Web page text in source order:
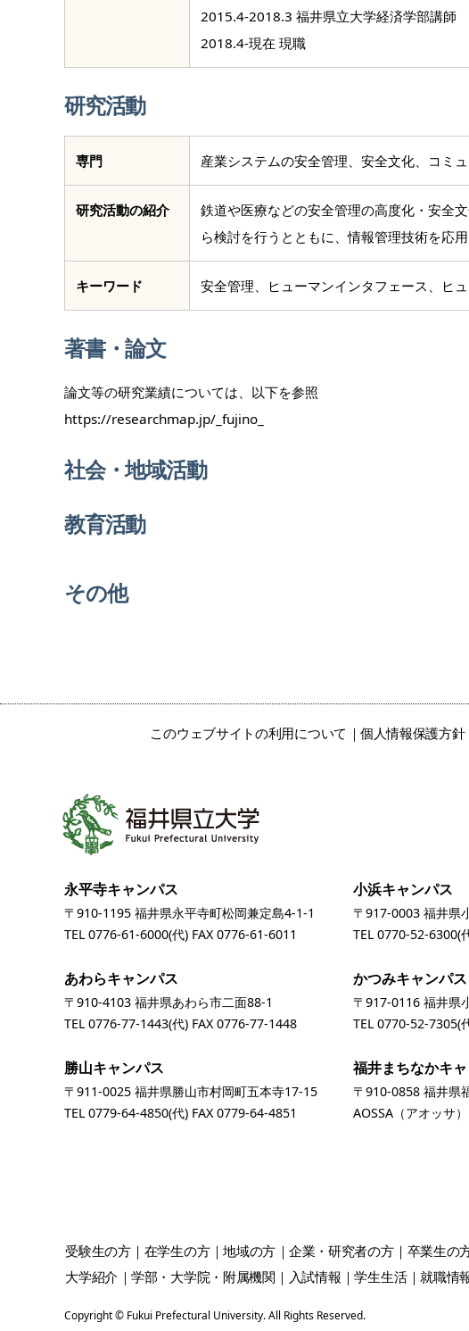
2015.4-2018.3 福井県立大学経済学部講師
2018.4-現在 現職
研究活動
専門 産業システムの安全管理、安全文化、コミュ
研究活動の紹介
鉄道や医療などの安全管理の高度化・安全
ら検討を行うとともに、情報管理技術を応
キーワード 安全管理、ヒューマンインタフェース、ヒ
著書・論文
論文等の研究業績については、以下を参照
https://researchmap.jp/_fujino_
社会・地域活動
教育活動
担当科目
オフィスアワー
相談・講演・共
同研究等に応じ
その他
このウェブサイトの利用について 個人情報保護方針
永平寺キャンパス
〒910-1195 福井県永平寺町松岡兼定島4-1-1
TEL0776-61-6000(代) FAX 0776-61-6011
小浜キャンパス
〒917-0003 福井県
TEL0770-52-6300(
あわらキャンパス
〒910-4103 福井県あわら市二面88-1
TEL0776-77-1443(代) FAX 0776-77-1448
かつみキャンパス
〒917-0116 福井県
TEL0770-52-7305(
勝山キャンパス
〒911-0025 福井県勝山市村岡町五本寺17-15
TEL0779-64-4850(代) FAX 0779-64-4851
福井まちなかキ
〒910-0858 福井県
AOSSA（アオッサ
受験生の方 在学生の方 地域の方 企業・研究者の方 卒業生の
大学紹介
学部・大学院・附属機関 入試情報 学生生活 就職情
Copyright © Fukui Prefectural University. All Rights Reserved.